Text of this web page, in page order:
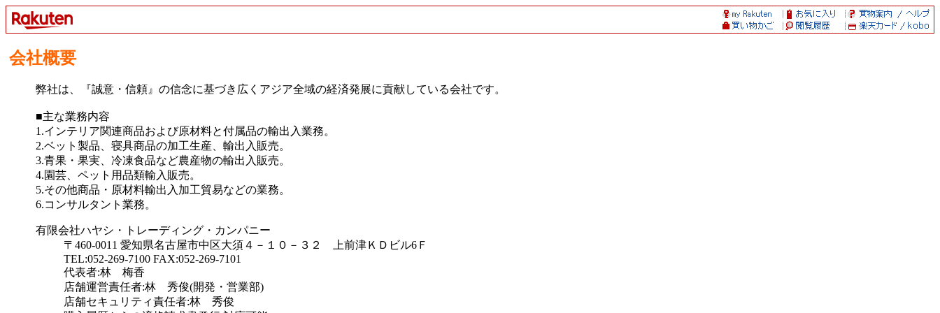
会社概要
弊社は、『誠意・信頼』の信念に基づき広くアジア全域の経済発展に貢献している会社です。
■主な業務内容
1.インテリア関連商品および原材料と付属品の輸出入業務。
2.ベット製品、寝具商品の加工生産、輸出入販売。
3.青果・果実、冷凍食品など農産物の輸出入販売。
4.園芸、ペット用品類輸入販売。
5.その他商品・原材料輸出入加工貿易などの業務。
6.コンサルタント業務。
有限会社ハヤシ・トレーディング・カンパニー
〒460-0011 愛知県名古屋市中区大須４－１０－３２ 上前津ＫＤビル6Ｆ
TEL:052-269-7100 FAX:052-269-7101
代表者:林 梅香
店舗運営責任者:林 秀俊(開発・営業部)
店舗セキュリティ責任者:林 秀俊